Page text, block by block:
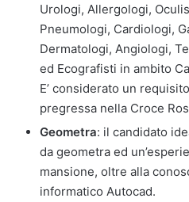
Urologi, Allergologi,
Pneumologi, Cardiologi,
Dermatologi, Angiologi,
ed Ecografisti in ambito
E’ considerato un
pregressa nella Croce
Geometra: il candidato
da geometra ed
mansione, oltre alla
informatico Autocad.